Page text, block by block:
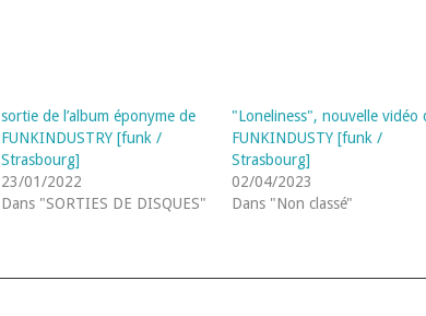
sortie de l’album éponyme de
FUNKINDUSTRY [funk /
Strasbourg]
23/01/2022
Dans "SORTIES DE DISQUES"
"Loneliness", nouvelle vidéo
FUNKINDUSTY [funk /
Strasbourg]
02/04/2023
Dans "Non classé"